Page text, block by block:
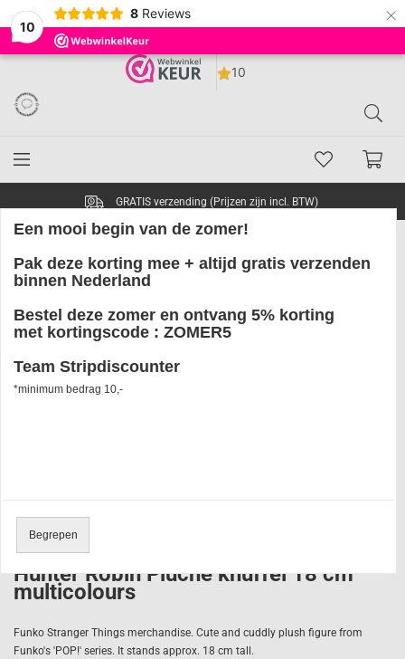
10
8 Reviews ×
GRATIS verzending (Prijzen zijn incl. BTW)
Funko Pop Stranger Things
knuffel 18 cm multicolours
Funko Pop Stranger Things Season 4
Hunter Robin Pluche knuffel 18 cm
multicolours
Funko Stranger Things merchandise. Cute and cuddly plush figure from
Funko's 'POP!' series. It stands approx. 18 cm tall.
Een mooi begin van de zomer!
Pak deze korting mee + altijdgratis verzenden
binnen Nederland
Bestel deze zomer en ontvang 5% korting
met kortingscode : ZOMER5
Team Stripdiscounter
*minimum bedrag 10,-
Begrepen